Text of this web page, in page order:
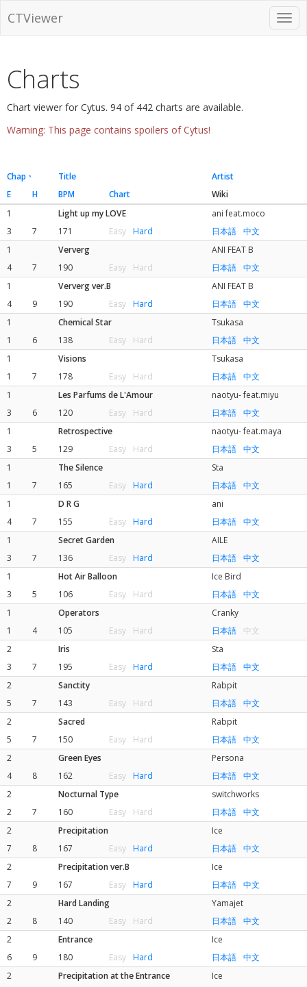
CTViewer
Charts
Chart viewer for Cytus. 94 of 442 charts are available.
Warning: This page contains spoilers of Cytus!
Chap Title
Artist
E
H BPM Chart
Wiki
1
Light up my LOVE
ani feat.moco
3
7 171 Easy Hard 日本語
中文
1
Ververg
ANI FEAT B
4
7 190 Easy Hard 日本語
中文
1
Ververg ver.B
ANI FEAT B
4
9 190 Easy Hard 日本語
中文
1
Chemical Star
Tsukasa
1
6 138 Easy Hard 日本語
中文
1
Visions
Tsukasa
1
7 178 Easy Hard 日本語
中文
1
Les Parfums de L'Amour
naotyu- feat.miyu
3
6 120 Easy Hard 日本語
中文
1
Retrospective
naotyu- feat.maya
3
5 129 Easy Hard 日本語
中文
1
The Silence
Sta
1
7 165 Easy Hard 日本語
中文
1
D R G
ani
4
7 155 Easy Hard 日本語
中文
1
Secret Garden
AILE
3
7 136 Easy Hard 日本語
中文
1
Hot Air Balloon
Ice Bird
3
5 106 Easy Hard 日本語
中文
1
Operators
Cranky
1
4 105 Easy Hard 日本語
中文
2
Iris
Sta
3
7 195 Easy Hard 日本語
中文
2
Sanctity
Rabpit
5
7 143 Easy Hard 日本語
中文
2
Sacred
Rabpit
5
7 150 Easy Hard 日本語
中文
2
Green Eyes
Persona
4
8 162 Easy Hard 日本語
中文
2
Nocturnal Type
switchworks
2
7 160 Easy Hard 日本語
中文
2
Precipitation
Ice
7
8 167 Easy Hard 日本語
中文
2
Precipitation ver.B
Ice
7
9 167 Easy Hard 日本語
中文
2
Hard Landing
Yamajet
2
8 140 Easy Hard 日本語
中文
2
Entrance
Ice
6
9 180 Easy Hard 日本語
中文
2
Precipitation at the Entrance
Ice